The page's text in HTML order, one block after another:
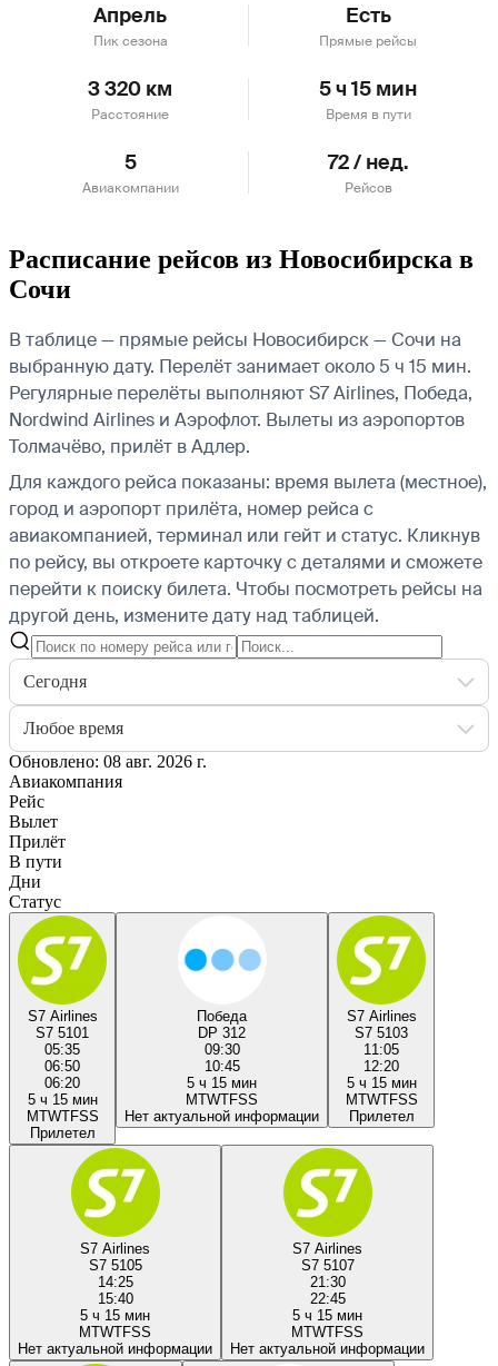
Апрель
Пик сезона
Есть
Прямые рейсы
3 320 км
Расстояние
5 ч 15 мин
Время в пути
5
Авиакомпании
72 / нед.
Рейсов
Расписание рейсов из Новосибирска в
Сочи
В таблице — прямые рейсы Новосибирск — Сочи на
выбранную дату. Перелёт занимает около 5 ч 15 мин.
Регулярные перелёты выполняют S7 Airlines, Победа,
Nordwind Airlines и Аэрофлот. Вылеты из аэропортов
Толмачёво, прилёт в Адлер.
Для каждого рейса показаны: время вылета (местное),
город и аэропорт прилёта, номер рейса с
авиакомпанией, терминал или гейт и статус. Кликнув
по рейсу, вы откроете карточку с деталями и сможете
перейти к поиску билета. Чтобы посмотреть рейсы на
другой день, измените дату над таблицей.
Сегодня
Любое время
Обновлено: 08 авг. 2026 г.
Авиакомпания
Рейс
Вылет
Прилёт
В пути
Дни
Статус
S7 Airlines
S7 5101
05:35
06:50
06:20
5 ч 15 мин
MTWTFSS
Прилетел
Победа
DP 312
09:30
10:45
5 ч 15 мин
MTWTFSS
Нет актуальной информации
S7 Airlines
S7 5103
11:05
12:20
5 ч 15 мин
MTWTFSS
Прилетел
S7 Airlines
S7 5105
14:25
15:40
5 ч 15 мин
MTWTFSS
Нет актуальной информации
S7 Airlines
S7 5107
21:30
22:45
5 ч 15 мин
MTWTFSS
Нет актуальной информации